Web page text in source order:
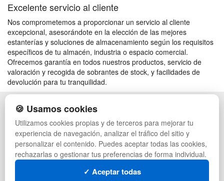
Excelente servicio al cliente
Nos comprometemos a proporcionar un servicio al cliente
excepcional, asesorándote en la elección de las mejores
estanterías y soluciones de almacenamiento según los requisitos
específicos de tu almacén, industria o espacio comercial.
Ofrecemos garantía en todos nuestros productos, servicio de
valoración y recogida de sobrantes de stock, y facilidades de
devolución para tu tranquilidad.
POLÍTICA DE PRIVACIDAD
CONDICIONES DE USO
CAMBIOS Y DEVOLUCIONES
CONTACTO
QUIENES SOMOS
MAPA WEB
PREGUNTAS FRECUENTES
PALETS DE PLÁSTICO
MANUTENCIÓN
GESTIÓN DE RESIDUOS
PALETS
CONTENEDORES DE PLÁSTICO
LIQUIDACIÓN Y SOBRANTES
🍪 Usamos cookies
Utilizamos cookies propias y de terceros para mejorar tu
experiencia de navegación, analizar el tráfico del sitio y
personalizar el contenido. Puedes aceptar todas las cookies,
rechazarlas o gestionar tus preferencias de forma individual.
✓ Aceptar todas